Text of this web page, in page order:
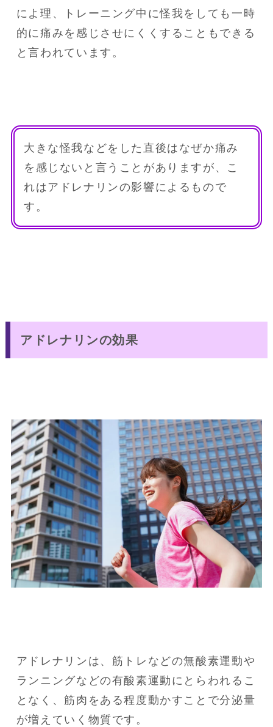
によ理、トレーニング中に怪我をしても一時
的に痛みを感じさせにくくすることもできる
と言われています。
大きな怪我などをした直後はなぜか痛み
を感じないと言うことがありますが、こ
れはアドレナリンの影響によるもので
す。
アドレナリンの効果
アドレナリンは、筋トレなどの無酸素運動や
ランニングなどの有酸素運動にとらわれるこ
となく、筋肉をある程度動かすことで分泌量
が増えていく物質です。